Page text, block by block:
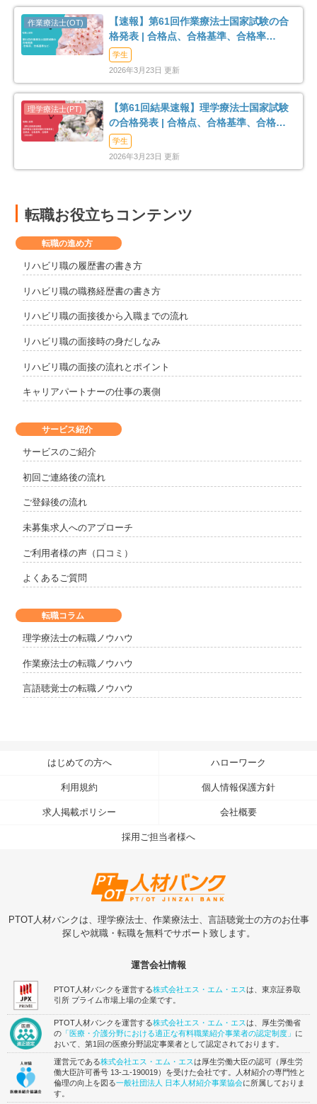
【速報】第61回作業療法士国家試験の合
格発表 | 合格点、合格基準、合格率
（2026年）
学生
2026年3月23日 更新
【第61回結果速報】理学療法士国家試験
の合格発表 | 合格点、合格基準、合格率
（2026年）
学生
2026年3月23日 更新
転職お役立ちコンテンツ
サービス紹介
サービスのご紹介
初回ご連絡後の流れ
ご登録後の流れ
未募集求人へのアプローチ
ご利用者様の声（口コミ）
よくあるご質問
転職の進め方
リハビリ職の履歴書の書き方
リハビリ職の職務経歴書の書き方
リハビリ職の面接後から入職までの流れ
リハビリ職の面接時の身だしなみ
リハビリ職の面接の流れとポイント
キャリアパートナーの仕事の裏側
転職コラム
理学療法士の転職ノウハウ
作業療法士の転職ノウハウ
言語聴覚士の転職ノウハウ
はじめての方へ ハローワーク
利用規約 個人情報保護方針
求人掲載ポリシー 会社概要
採用ご担当者様へ
PTOT人材バンクは、理学療法士、作業療法士、言語聴覚士の方のお仕事
探しや就職・転職を無料でサポート致します。
運営会社情報
PTOT人材バンクを運営する株式会社エス・エム・エスは、東京証券取
引所 プライム市場上場の企業です。
PTOT人材バンクを運営する株式会社エス・エム・エスは、厚生労働省
の 「医療・介護分野における適正な有料職業紹介事業者の認定制度」 に
おいて、第1回の医療分野認定事業者として認定されております。
運営元である株式会社エス・エム・エスは厚生労働大臣の認可（厚生労
働大臣許可番号 13-ユ-190019）を受けた会社です。人材紹介の専門性と
倫理の向上を図る一般社団法人 日本人材紹介事業協会に所属しておりま
す。